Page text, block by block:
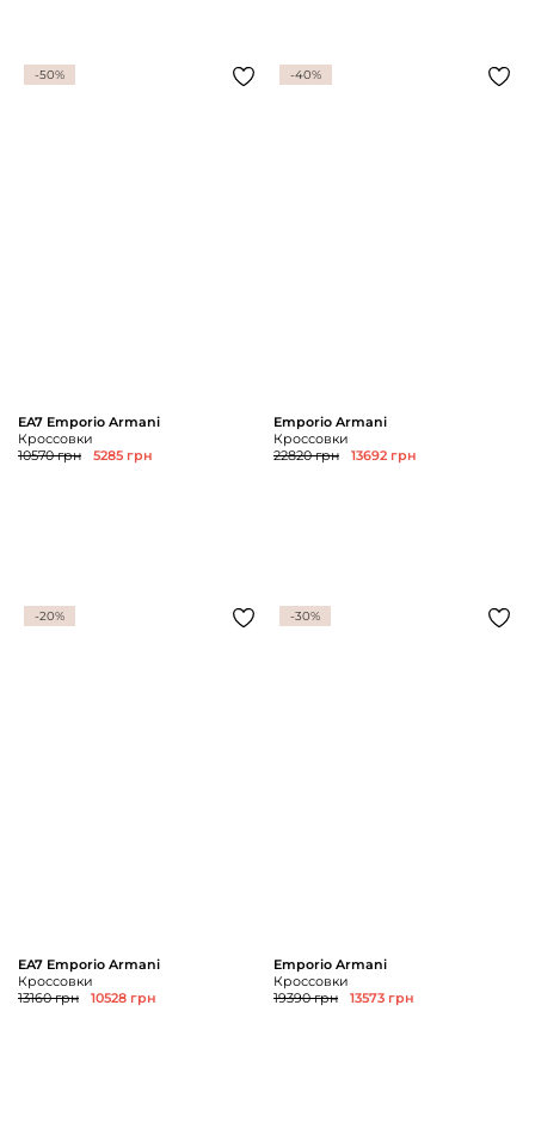
-50%
EA7 Emporio Armani
Кроссовки
10570 грн
5285 грн
-40%
Emporio Armani
Кроссовки
22820 грн
13692 грн
-20%
EA7 Emporio Armani
Кроссовки
13160 грн
10528 грн
-30%
Emporio Armani
Кроссовки
19390 грн
13573 грн